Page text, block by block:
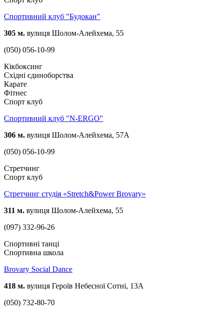
Спортивний клуб "Будокан"
305 м. вулиця Шолом-Алейхема, 55
(050) 056-10-99
Кікбоксинг
Східні єдиноборства
Карате
Фітнес
Спорт клуб
Спортивний клуб "N-ERGO"
306 м. вулиця Шолом-Алейхема, 57А
(050) 056-10-99
Стретчинг
Спорт клуб
Стретчинг студія «Stretch&Power Brovary»
311 м. вулиця Шолом-Алейхема, 55
(097) 332-96-26
Спортивні танці
Спортивна школа
Brovary Social Dance
418 м. вулиця Героїв Небесної Сотні, 13А
(050) 732-80-70